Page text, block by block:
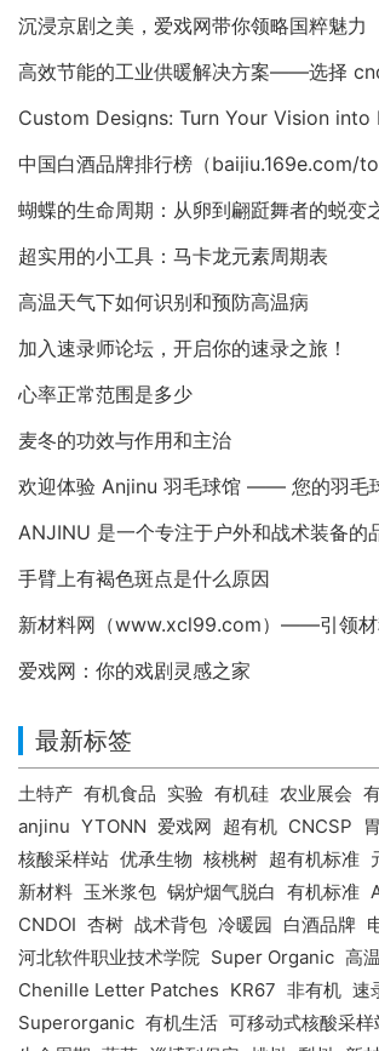
沉浸京剧之美，爱戏网带你领略国粹魅力
Custom Designs: Turn Your Vision into
中国白酒品牌排行榜（baijiu.169e.com/
蝴蝶的生命周期：从卵到翩跹舞者的蜕变
超实用的小工具：马卡龙元素周期表
高温天气下如何识别和预防高温病
加入速录师论坛，开启你的速录之旅！
心率正常范围是多少
麦冬的功效与作用和主治
欢迎体验 Anjinu 羽毛球馆 —— 您的羽毛
ANJINU 是一个专注于户外和战术装备的
手臂上有褐色斑点是什么原因
新材料网（www.xcl99.com）——引领材
爱戏网：你的戏剧灵感之家
最新标签
土特产 有机食品 实验 有机硅 农业展会
anjinu YTONN 爱戏网 超有机 CNCSP
核酸采样站 优承生物 核桃树 超有机标准
新材料 玉米浆包 锅炉烟气脱白 有机标准
CNDOI 杏树 战术背包 冷暖园 白酒品牌
河北软件职业技术学院 Super Organic 高
Chenille Letter Patches KR67 非有机 速
Superorganic 有机生活 可移动式核酸采样